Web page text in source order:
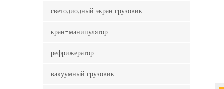
светодиодный экран грузовик
кран-манипулятор
рефрижератор
вакуумный грузовик